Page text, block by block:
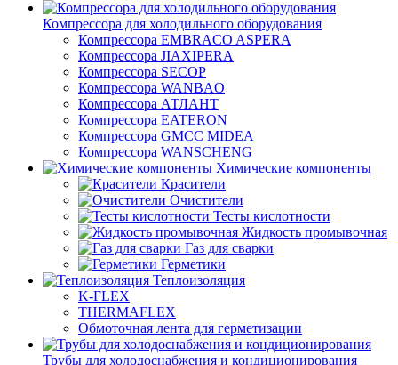
Компрессора для холодильного оборудования
Компрессора EMBRACO ASPERA
Компрессора JIAXIPERA
Компрессора SECOP
Компрессора WANBAO
Компрессора АТЛАНТ
Компрессора EATERON
Компрессора GMCC MIDEA
Компрессора WANSCHENG
Химические компоненты
Красители
Очистители
Тесты кислотности
Жидкость промывочная
Газ для сварки
Герметики
Теплоизоляция
K-FLEX
THERMAFLEX
Обмоточная лента для герметизации
Трубы для холодоснабжения и кондиционирования